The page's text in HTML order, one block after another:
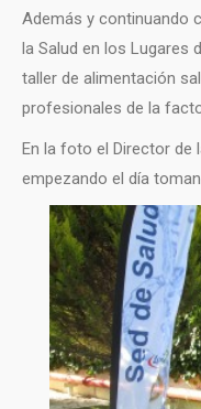
Además y continuando
la Salud en los Lugares
taller de alimentación
profesionales de la
En la foto el Director de
empezando el día